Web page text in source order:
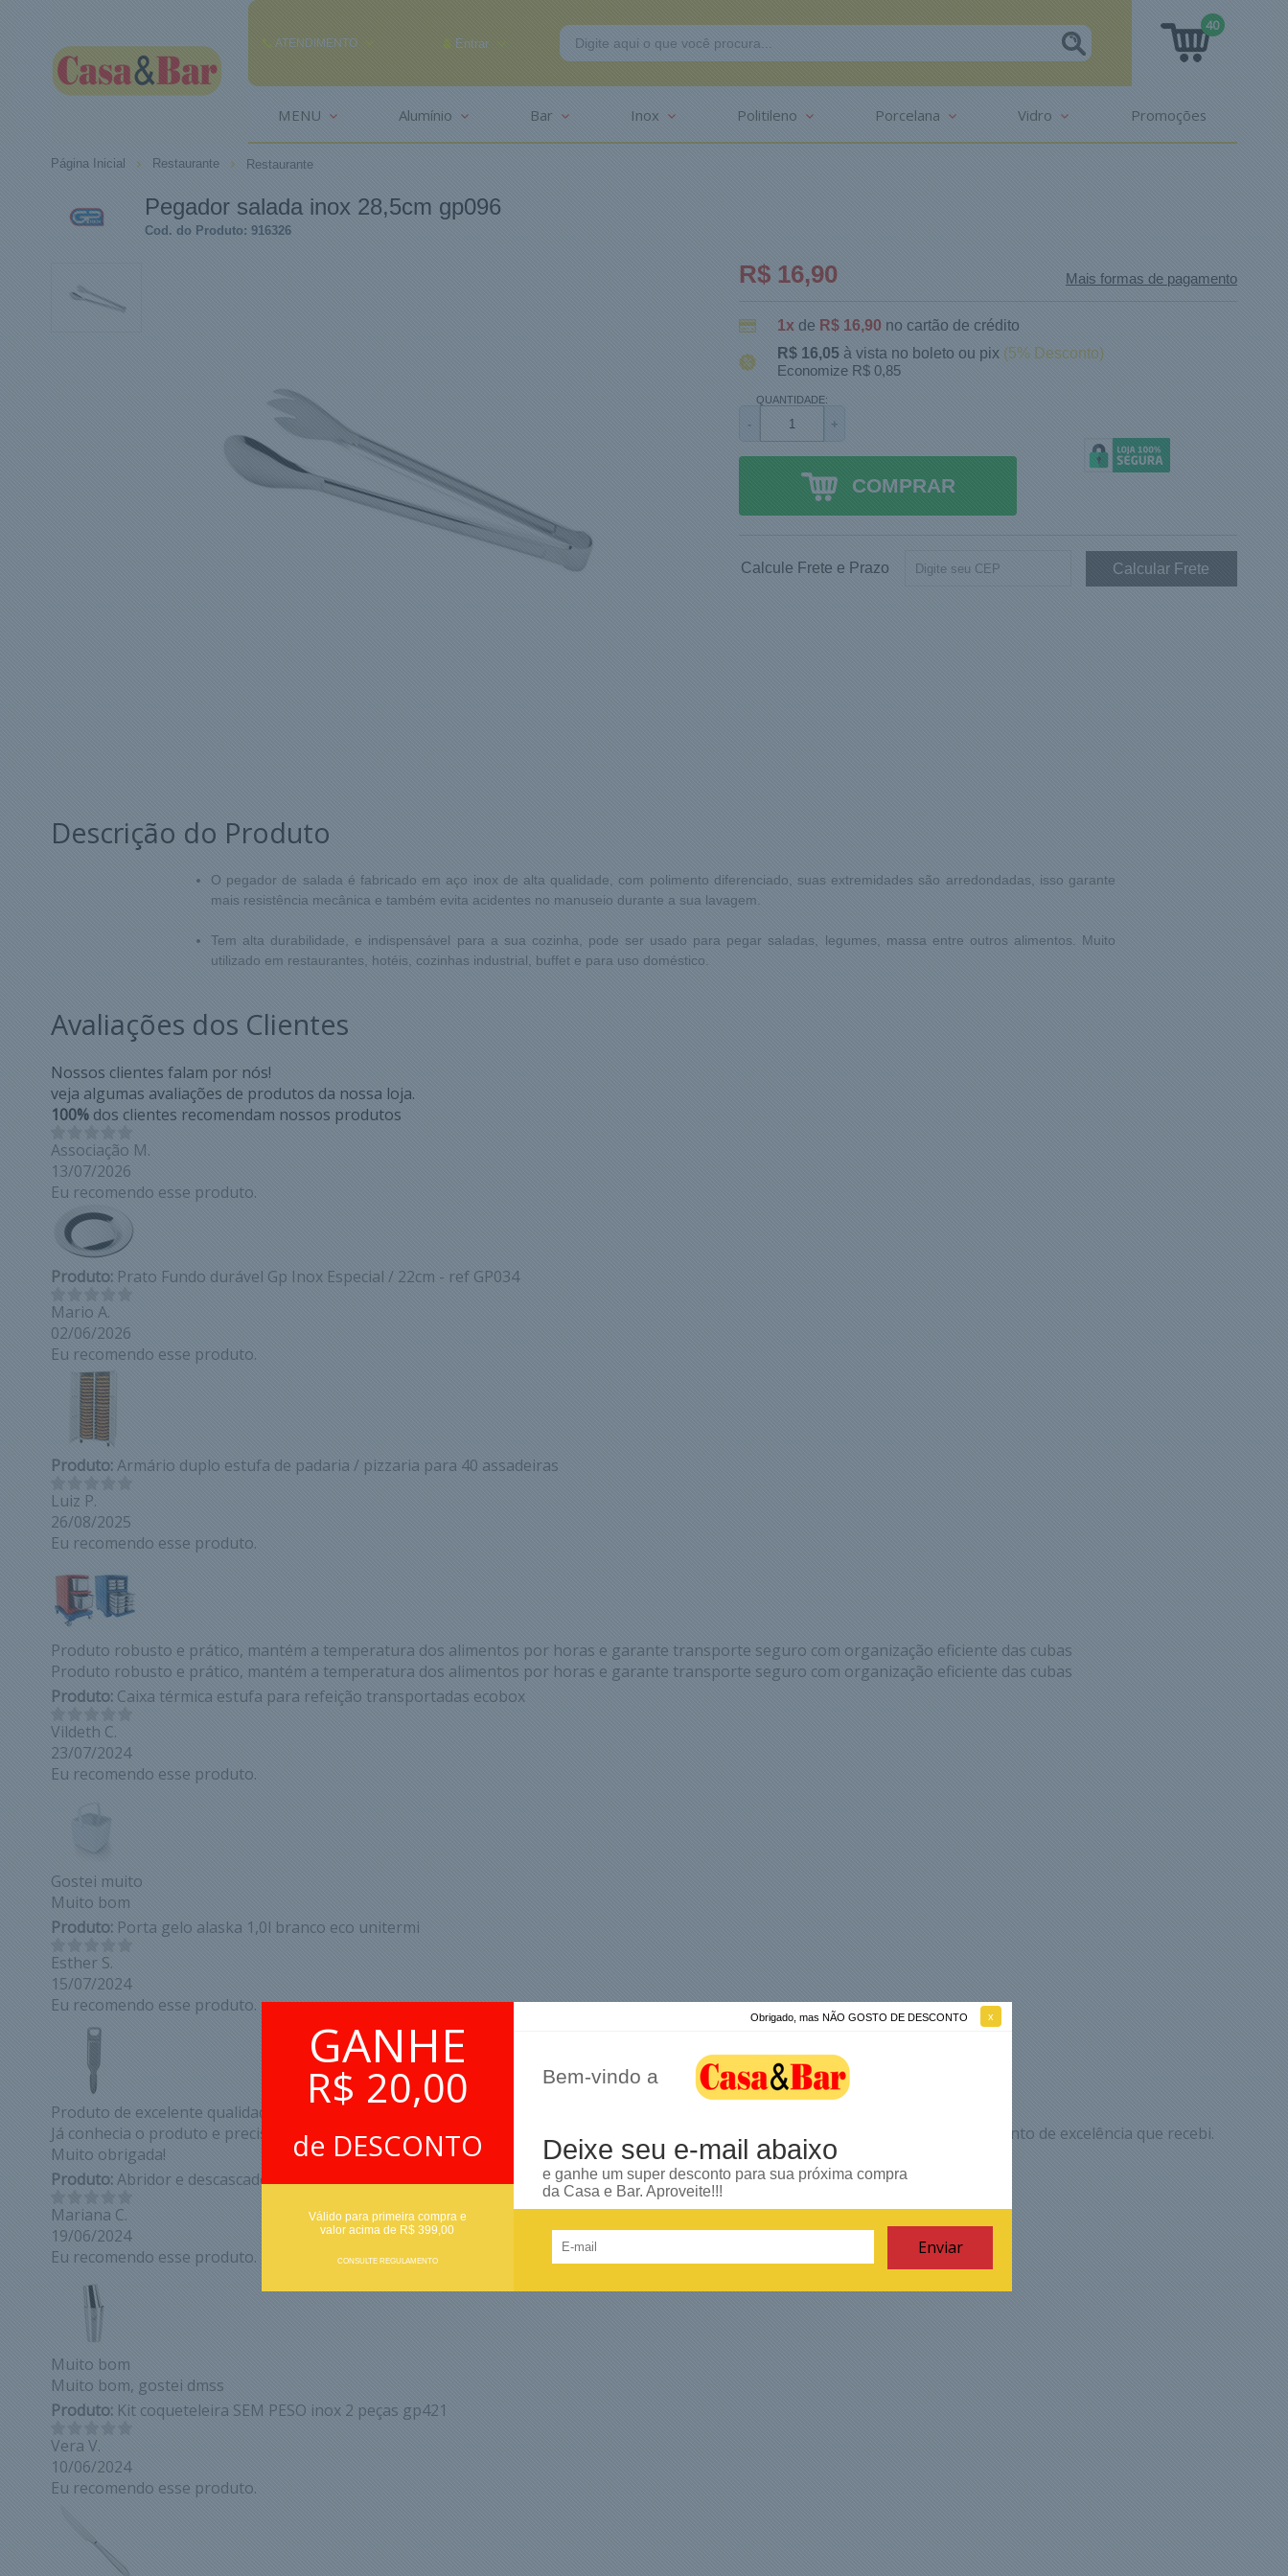
Obrigado, mas NÃO GOSTO DE DESCONTO
GANHE
R$ 20,00
de DESCONTO
Válido para primeira compra e
valor acima de R$ 399,00
CONSULTE REGULAMENTO
Bem-vindo a
Deixe seu e-mail abaixo
e ganhe um super desconto para sua próxima compra
da Casa e Bar. Aproveite!!!
ATENDIMENTO
(85) 99291-2625
Entrar
40
MENU Alumínio Bar Inox Politileno Porcelana Vidro Promoções
Página Inicial Restaurante Restaurante
Pegador salada inox 28,5cm gp096
Cod. do Produto: 916326
R$ 16,90 Mais formas de pagamento
1x de R$ 16,90 no cartão de crédito
R$ 16,05à vista no boleto ou pix (5% Desconto)
Economize R$ 0,85
QUANTIDADE:
- +
COMPRAR
Calcule Frete e Prazo
Descrição do Produto
O pegador de salada é fabricado em aço inox de alta qualidade, com polimento diferenciado, suas extremidades são arredondadas, isso garante
mais resistência mecânica e também evita acidentes no manuseio durante a sua lavagem.
Tem alta durabilidade, e indispensável para a sua cozinha, pode ser usado para pegar saladas, legumes, massa entre outros alimentos. Muito
utilizado em restaurantes, hotéis, cozinhas industrial, buffet e para uso doméstico.
Avaliações dos Clientes
Nossos clientes falam por nós!
veja algumas avaliações de produtos da nossa loja.
100%dos clientes recomendam nossos produtos
Associação M.
13/07/2026
Eu recomendo esse produto.
Produto: Prato Fundo durável Gp Inox Especial / 22cm - ref GP034
Mario A.
02/06/2026
Eu recomendo esse produto.
Produto:Armário duplo estufa de padaria / pizzaria para 40 assadeiras
Luiz P.
26/08/2025
Eu recomendo esse produto.
Produto robusto e prático, mantém a temperatura dos alimentos por horas e garante transporte seguro com organização eficiente das cubas
Produto robusto e prático, mantém a temperatura dos alimentos por horas e garante transporte seguro com organização eficiente das cubas
Produto: Caixa térmica estufa para refeição transportadas ecobox
Vildeth C.
23/07/2024
Eu recomendo esse produto.
Gostei muito
Muito bom
Produto: Porta gelo alaska 1,0l branco eco unitermi
Esther S.
15/07/2024
Eu recomendo esse produto.
Produto de excelente qualidade!
Já conhecia o produto e precisava de outro para minha mãe e irmã. Encontrei nesse site e pude adquirí-lo. Quero registrar o atendimento de excelência que recebi.
Muito obrigada!
Produto:Abridor e descascador multinações 5 em 1- Kinbar
Mariana C.
19/06/2024
Eu recomendo esse produto.
Muito bom
Muito bom, gostei dmss
Produto: Kit coqueteleira SEM PESO inox 2 peças gp421
Vera V.
10/06/2024
Eu recomendo esse produto.